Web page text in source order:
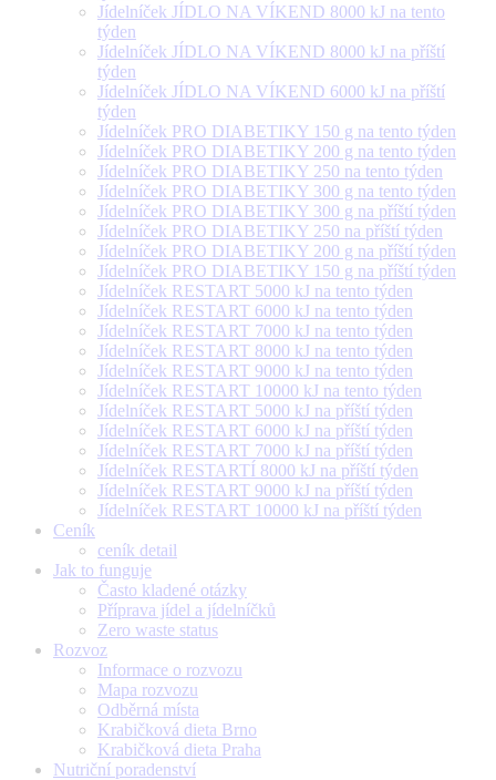
Jídelníček JÍDLO NA VÍKEND 8000 kJ na tento
týden
Jídelníček JÍDLO NA VÍKEND 8000 kJ na příští
týden
Jídelníček JÍDLO NA VÍKEND 6000 kJ na příští
týden
Jídelníček PRO DIABETIKY 150 g na tento týden
Jídelníček PRO DIABETIKY 200 g na tento týden
Jídelníček PRO DIABETIKY 250 na tento týden
Jídelníček PRO DIABETIKY 300 g na tento týden
Jídelníček PRO DIABETIKY 300 g na příští týden
Jídelníček PRO DIABETIKY 250 na příští týden
Jídelníček PRO DIABETIKY 200 g na příští týden
Jídelníček PRO DIABETIKY 150 g na příští týden
Jídelníček RESTART 5000 kJ na tento týden
Jídelníček RESTART 6000 kJ na tento týden
Jídelníček RESTART 7000 kJ na tento týden
Jídelníček RESTART 8000 kJ na tento týden
Jídelníček RESTART 9000 kJ na tento týden
Jídelníček RESTART 10000 kJ na tento týden
Jídelníček RESTART 5000 kJ na příští týden
Jídelníček RESTART 6000 kJ na příští týden
Jídelníček RESTART 7000 kJ na příští týden
Jídelníček RESTARTÍ 8000 kJ na příští týden
Jídelníček RESTART 9000 kJ na příští týden
Jídelníček RESTART 10000 kJ na příští týden
Ceník
ceník detail
Jak to funguje
Často kladené otázky
Příprava jídel a jídelníčků
Zero waste status
Rozvoz
Informace o rozvozu
Mapa rozvozu
Odběrná místa
Krabičková dieta Brno
Krabičková dieta Praha
Nutriční poradenství